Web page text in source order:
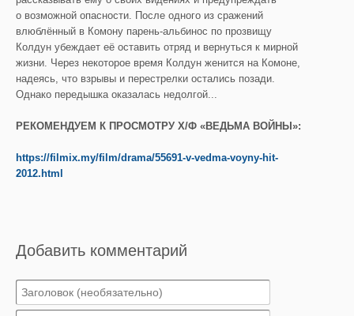
о возможной опасности. После одного из сражений
влюблённый в Комону парень-альбинос по прозвищу
Колдун убеждает её оставить отряд и вернуться к мирной
жизни. Через некоторое время Колдун женится на Комоне,
надеясь, что взрывы и перестрелки остались позади.
Однако передышка оказалась недолгой...
РЕКОМЕНДУЕМ К ПРОСМОТРУ Х/Ф «ВЕДЬМА ВОЙНЫ»:
https://filmix.my/film/drama/55691-v-vedma-voyny-hit-
2012.html
Добавить комментарий